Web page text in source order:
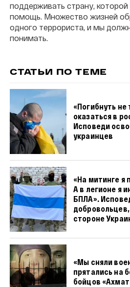
поддерживать страну,
помощь. Множество жизней
одного террориста, и мы
понимать.
СТАТЬИ ПО ТЕМЕ
«Погибнуть не
оказаться в
Исповеди
украинцев
«На митинге я
А в легионе я
БПЛА».
стороне
«Мы сняли
прятались на
бойцов